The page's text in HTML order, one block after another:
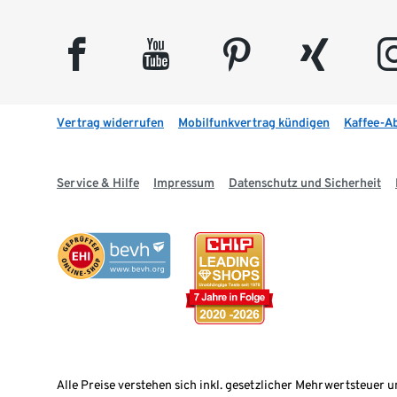
facebook youtube pinterest xing
Vertrag widerrufen Mobilfunkvertrag kündigen Kaffee-
Service & Hilfe Impressum Datenschutz und Sicherheit
Alle Preise verstehen sich inkl. gesetzlicher Mehrwertsteuer